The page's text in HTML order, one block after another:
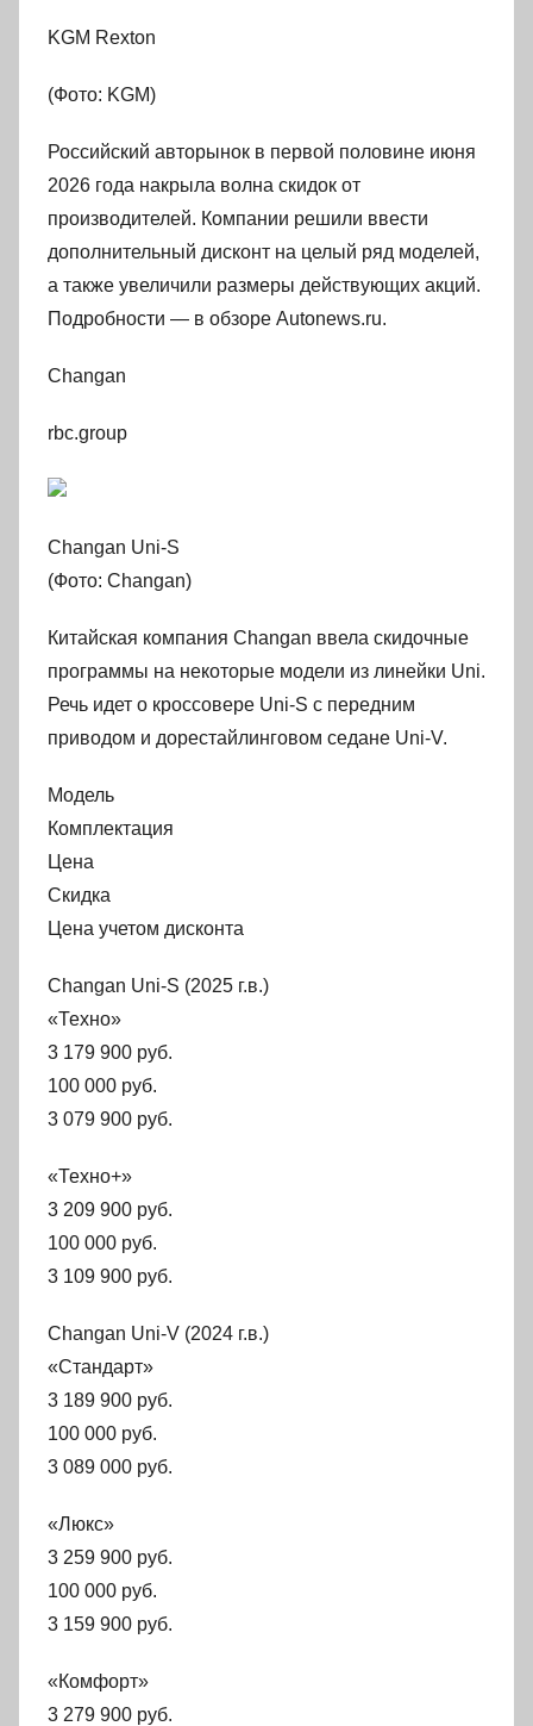
KGM Rexton
(Фото: KGM)
Российский авторынок в первой половине июня
2026 года накрыла волна скидок от
производителей. Компании решили ввести
дополнительный дисконт на целый ряд моделей,
а также увеличили размеры действующих акций.
Подробности — в обзоре Autonews.ru.
Changan
rbc.group
Changan Uni-S
(Фото: Changan)
Китайская компания Changan ввела скидочные
программы на некоторые модели из линейки Uni.
Речь идет о кроссовере Uni-S c передним
приводом и дорестайлинговом седане Uni-V.
Модель
Комплектация
Цена
Скидка
Цена учетом дисконта
Changan Uni-S (2025 г.в.)
«Техно»
3 179 900 руб.
100 000 руб.
3 079 900 руб.
«Техно+»
3 209 900 руб.
100 000 руб.
3 109 900 руб.
Changan Uni-V (2024 г.в.)
«Стандарт»
3 189 900 руб.
100 000 руб.
3 089 000 руб.
«Люкс»
3 259 900 руб.
100 000 руб.
3 159 900 руб.
«Комфорт»
3 279 900 руб.